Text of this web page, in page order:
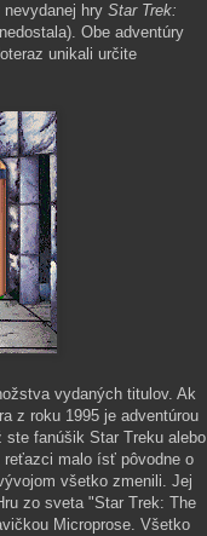
hry Star Trek:
Obe adventúry
unikali určite
vydaných titulov. Ak
z roku 1995 je adventúrou
ste fanúšik Star Treku alebo
malo ísť pôvodne o
všetko zmenili. Jej
zo sveta "Star Trek: The
Microprose. Všetko